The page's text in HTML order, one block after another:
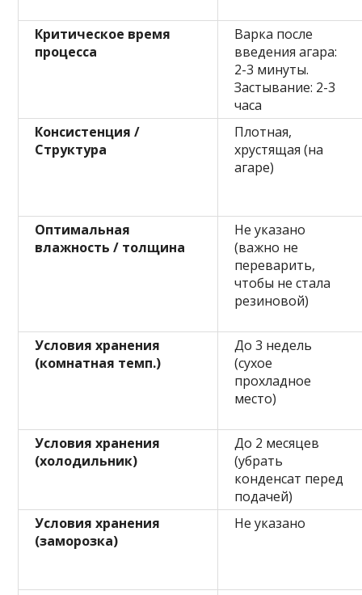
Критическое время
процесса
Варка после
введения агара:
2-3 минуты.
Застывание: 2-3
часа
Консистенция /
Структура
Плотная,
хрустящая (на
агаре)
Оптимальная
влажность / толщина
Не указано
(важно не
переварить,
чтобы не стала
резиновой)
Условия хранения
(комнатная темп.)
До 3 недель
(сухое
прохладное
место)
Условия хранения
(холодильник)
До 2 месяцев
(убрать
конденсат перед
подачей)
Условия хранения
(заморозка)
Не указано